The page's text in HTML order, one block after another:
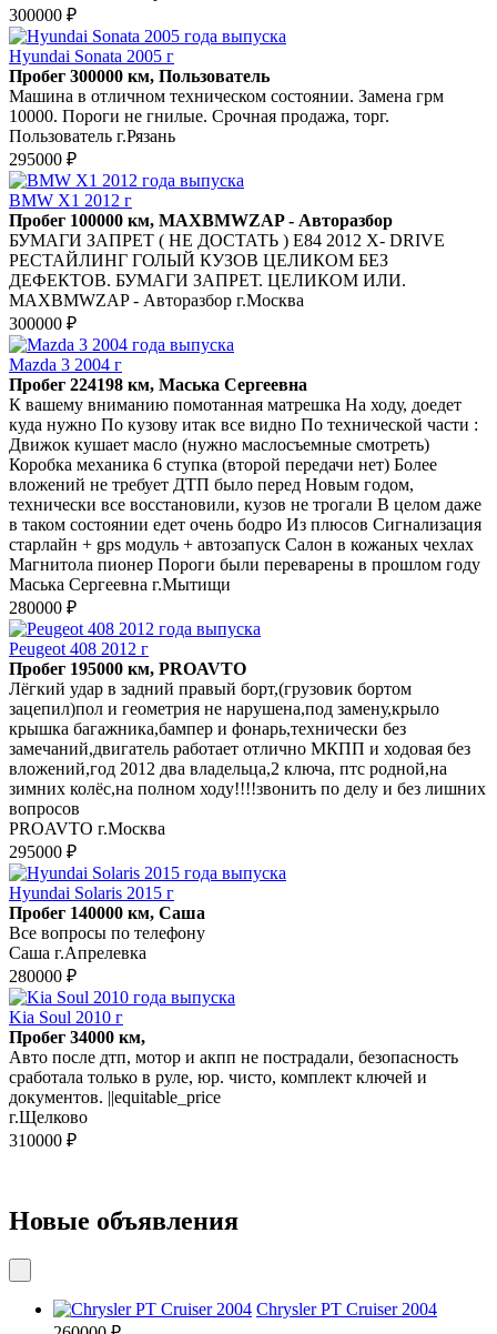
300000 ₽
Hyundai Sonata 2005 г
Пробег 300000 км, Пользователь
Машина в отличном техническом состоянии. Замена грм
10000. Пороги не гнилые. Срочная продажа, торг.
Пользователь г.Рязань
295000 ₽
BMW X1 2012 г
Пробег 100000 км, MAXBMWZAP - Авторазбор
БУМАГИ ЗАПРЕТ ( НЕ ДОСТАТЬ ) E84 2012 X- DRIVE
РЕСТАЙЛИНГ ГОЛЫЙ КУЗОВ ЦЕЛИКОМ БЕЗ
ДЕФЕКТОВ. БУМАГИ ЗАПРЕТ. ЦЕЛИКОМ ИЛИ.
MAXBMWZAP - Авторазбор г.Москва
300000 ₽
Mazda 3 2004 г
Пробег 224198 км, Маська Сергеевна
К вашему вниманию помотанная матрешка На ходу, доедет
куда нужно По кузову итак все видно По технической части :
Движок кушает масло (нужно маслосъемные смотреть)
Коробка механика 6 ступка (второй передачи нет) Более
вложений не требует ДТП было перед Новым годом,
технически все восстановили, кузов не трогали В целом даже
в таком состоянии едет очень бодро Из плюсов Сигнализация
старлайн + gps модуль + автозапуск Салон в кожаных чехлах
Магнитола пионер Пороги были переварены в прошлом году
Маська Сергеевна г.Мытищи
280000 ₽
Peugeot 408 2012 г
Пробег 195000 км, PROAVTO
Лёгкий удар в задний правый борт,(грузовик бортом
зацепил)пол и геометрия не нарушена,под замену,крыло
крышка багажника,бампер и фонарь,технически без
замечаний,двигатель работает отлично МКПП и ходовая без
вложений,год 2012 два владельца,2 ключа, птс родной,на
зимних колёс,на полном ходу!!!!звонить по делу и без лишних
вопросов
PROAVTO г.Москва
295000 ₽
Hyundai Solaris 2015 г
Пробег 140000 км, Саша
Все вопросы по телефону
Саша г.Апрелевка
280000 ₽
Kia Soul 2010 г
Пробег 34000 км,
Авто после дтп, мотор и акпп не пострадали, безопасность
сработала только в руле, юр. чисто, комплект ключей и
документов. ||equitable_price
г.Щелково
310000 ₽
Новые объявления
Chrysler PT Cruiser 2004